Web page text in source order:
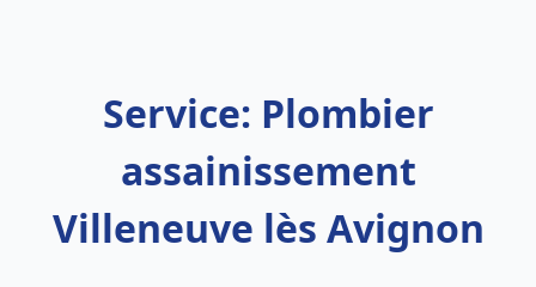
Service: Plombier
assainissement
Villeneuve lès Avignon